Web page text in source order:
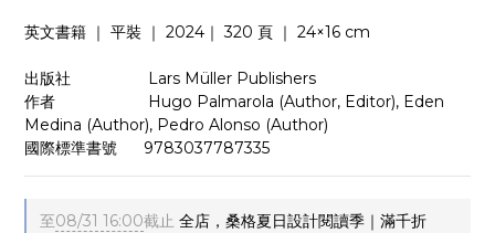
英文書籍 ｜ 平裝 ｜ 2024｜ 320 頁 ｜ 24×16 cm
出版社　　   　    Lars Müller Publishers
作者　　　　       Hugo Palmarola (Author, Editor), Eden
Medina (Author), Pedro Alonso (Author)
國際標準書號      9783037787335
至08/31 16:00截止 全店，桑格夏日設計閱讀季｜滿千折